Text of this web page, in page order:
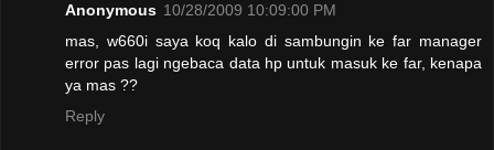
Anonymous 10/28/2009 10:09:00 PM
mas, w660i saya koq kalo di sambungin ke far manager
error pas lagi ngebaca data hp untuk masuk ke far, kenapa
ya mas ??
Reply